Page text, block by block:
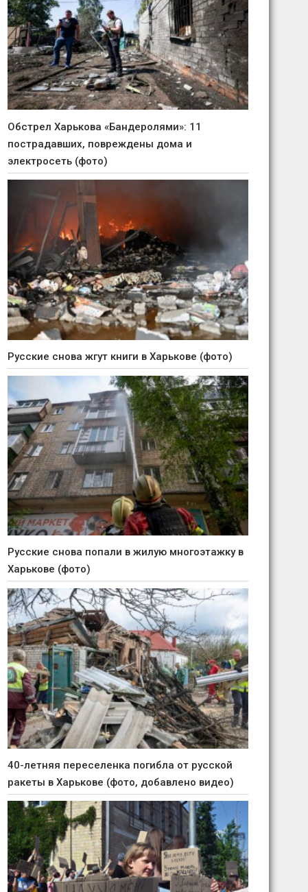
Обстрел Харькова «Бандеролями»: 11
пострадавших, повреждены дома и
электросеть (фото)
Русские снова жгут книги в Харькове (фото)
Русские снова попали в жилую многоэтажку в
Харькове (фото)
40-летняя переселенка погибла от русской
ракеты в Харькове (фото, добавлено видео)